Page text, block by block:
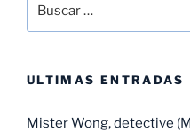
por:
ULTIMAS ENTRADAS
Mister Wong, detective